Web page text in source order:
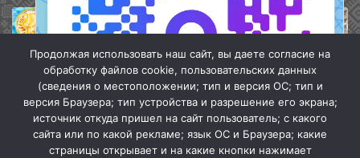
Продолжая использовать наш сайт, вы даете согласие на
обработку файлов cookie, пользовательских данных
(сведения о местоположении; тип и версия ОС; тип и
версия Браузера; тип устройства и разрешение его экрана;
источник откуда пришел на сайт пользователь; с какого
сайта или по какой рекламе; язык ОС и Браузера; какие
страницы открывает и на какие кнопки нажимает